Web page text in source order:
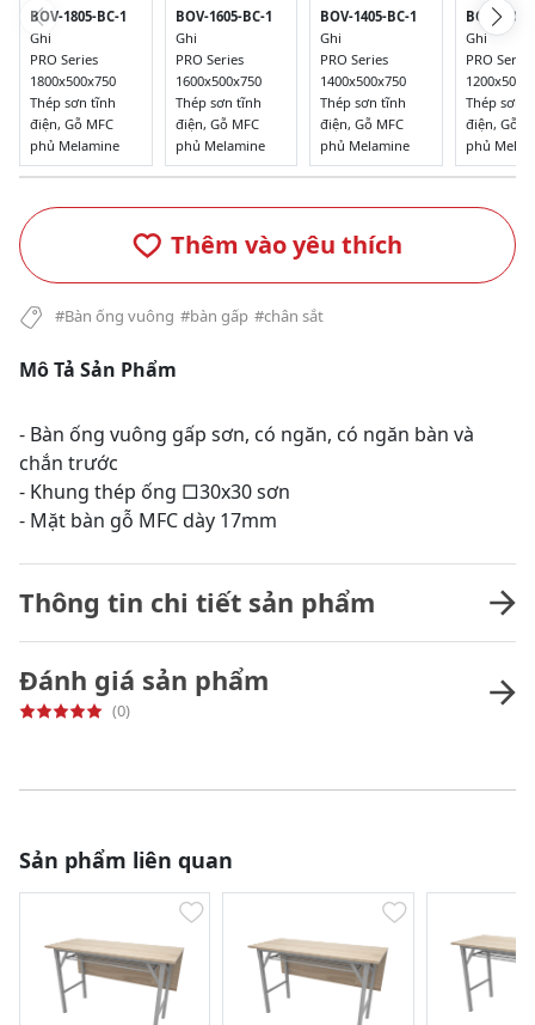
BOV-1805-BC-1
Ghi
PRO Series
1800x500x750
Thép sơn tĩnh
điện, Gỗ MFC
phủ Melamine
BOV-1605-BC-1
Ghi
PRO Series
1600x500x750
Thép sơn tĩnh
điện, Gỗ MFC
phủ Melamine
BOV-1405-BC-1
Ghi
PRO Series
1400x500x750
Thép sơn tĩnh
điện, Gỗ MFC
phủ Melamine
BOV-
Ghi
PRO Series
Thép sơn
điện, Gỗ
phủ
Thêm vào yêu thích
#Bàn ống vuông #bàn gấp #chân sắt
Mô Tả Sản Phẩm
- Bàn ống vuông gấp sơn, có ngăn, có ngăn bàn và
chắn trước
- Khung thép ống □30x30 sơn
- Mặt bàn gỗ MFC dày 17mm
Thông tin chi tiết sản phẩm
Đánh giá sản phẩm
(0)
Sản phẩm liên quan